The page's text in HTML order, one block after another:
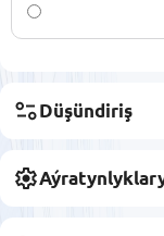
Düşündiriş